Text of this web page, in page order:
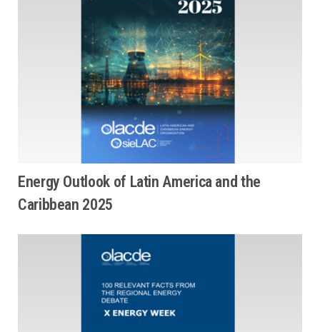
Energy Outlook of Latin America and the
Caribbean 2025